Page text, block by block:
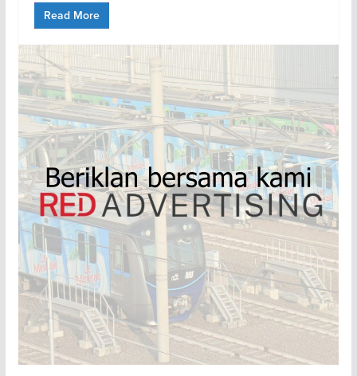
Read More